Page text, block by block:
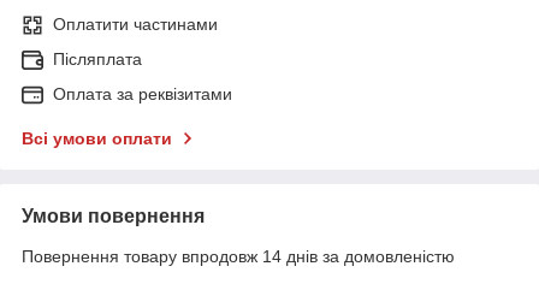
Оплатити частинами
Післяплата
Оплата за реквізитами
Всі умови оплати
Умови повернення
Повернення товару впродовж 14 днів за домовленістю